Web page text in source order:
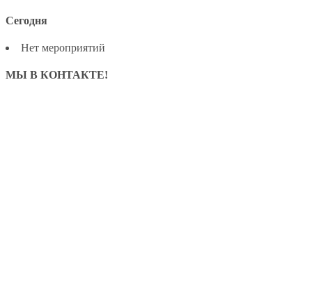
Сегодня
Нет мероприятий
МЫ В КОНТАКТЕ!